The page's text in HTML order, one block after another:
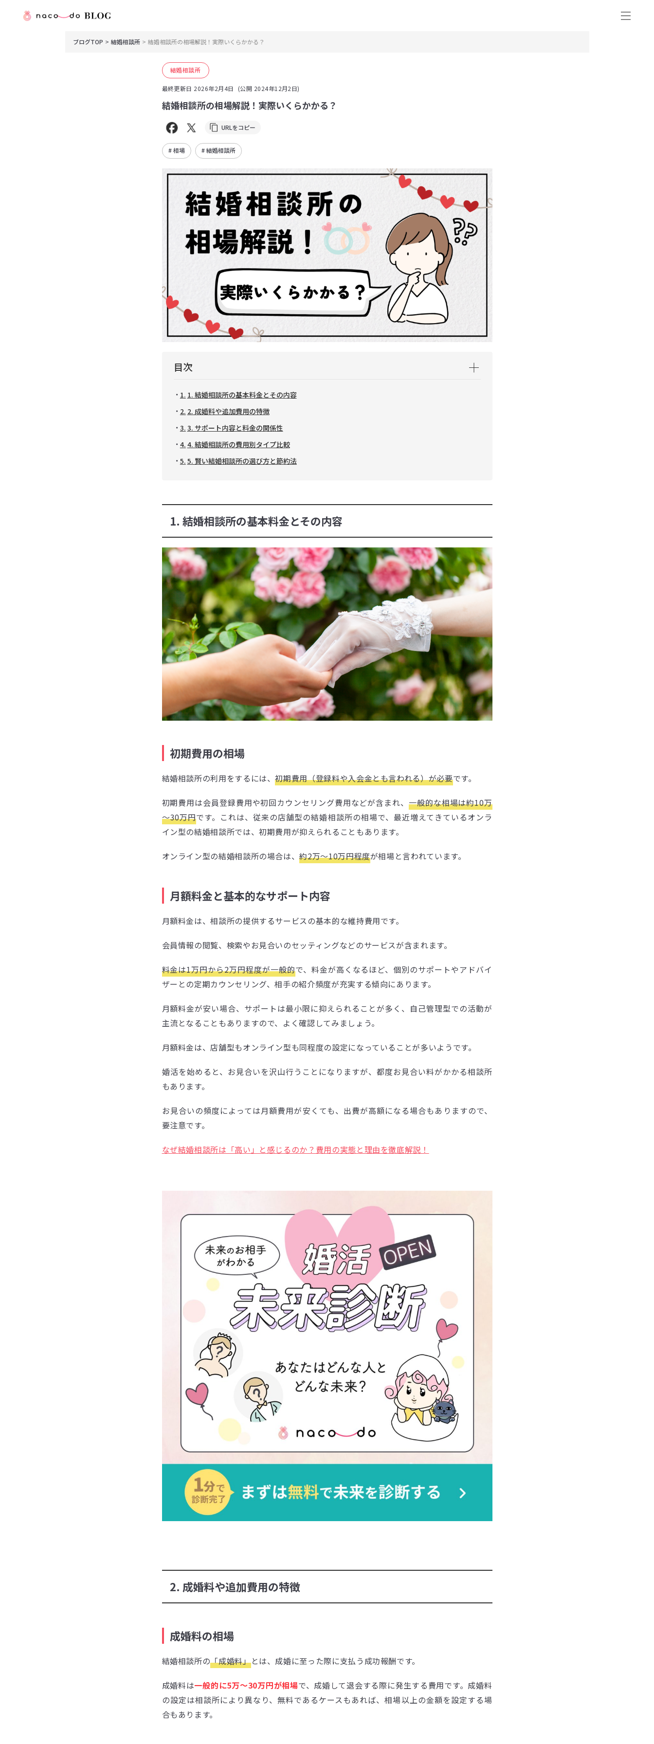
ブログTOP 結婚相談所 結婚相談所の相場解説！実際いくらかかる？
結婚相談所
最終更新日 2026年2月4日 (公開 2024年12月2日)
結婚相談所の相場解説！実際いくらかかる？
URLをコピー
# 相場 # 結婚相談所
目次
1. 結婚相談所の基本料金とその内容
2. 成婚料や追加費用の特徴
3. サポート内容と料金の関係性
4. 結婚相談所の費用別タイプ比較
5. 賢い結婚相談所の選び方と節約法
1. 結婚相談所の基本料金とその内容
初期費用の相場
結婚相談所の利用をするには、初期費用（登録料や入会金とも言われる）が必要です。
初期費用は会員登録費用や初回カウンセリング費用などが含まれ、 一般的な相場は約10万
～30万円です。これは、従来の店舗型の結婚相談所の相場で、最近増えてきているオンラ
イン型の結婚相談所では、初期費用が抑えられることもあります。
オンライン型の結婚相談所の場合は、約2万〜10万円程度が相場と言われています。
月額料金と基本的なサポート内容
月額料金は、相談所の提供するサービスの基本的な維持費用です。
会員情報の閲覧、検索やお見合いのセッティングなどのサービスが含まれます。
料金は1万円から2万円程度が一般的で、料金が高くなるほど、個別のサポートやアドバイ
ザーとの定期カウンセリング、相手の紹介頻度が充実する傾向にあります。
月額料金が安い場合、サポートは最小限に抑えられることが多く、自己管理型での活動が
主流となることもありますので、よく確認してみましょう。
月額料金は、店舗型もオンライン型も同程度の設定になっていることが多いようです。
婚活を始めると、お見合いを沢山行うことになりますが、都度お見合い料がかかる相談所
もあります。
お見合いの頻度によっては月額費用が安くても、出費が高額になる場合もありますので、
要注意です。
なぜ結婚相談所は「高い」と感じるのか？費用の実態と理由を徹底解説！
2. 成婚料や追加費用の特徴
成婚料の相場
結婚相談所の「成婚料」とは、成婚に至った際に支払う成功報酬です。
成婚料は一般的に5万～30万円が相場で、成婚して退会する際に発生する費用です。成婚料
の設定は相談所により異なり、無料であるケースもあれば、相場以上の金額を設定する場
合もあります。